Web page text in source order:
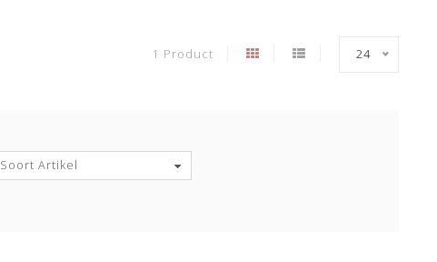
1 Product 24
Soort Artikel